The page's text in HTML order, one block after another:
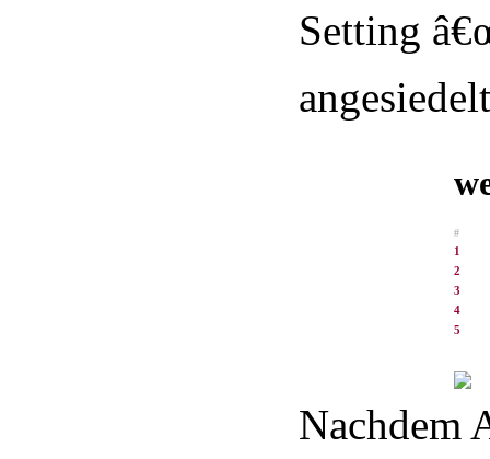
Setting
#
1
2
3
4
5
Nachdem